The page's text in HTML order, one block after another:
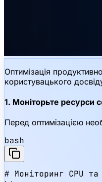
Оптимізація
користувацького
1. Моніторьте ресурси
Перед оптимізацією
bash
# Моніторинг CPU